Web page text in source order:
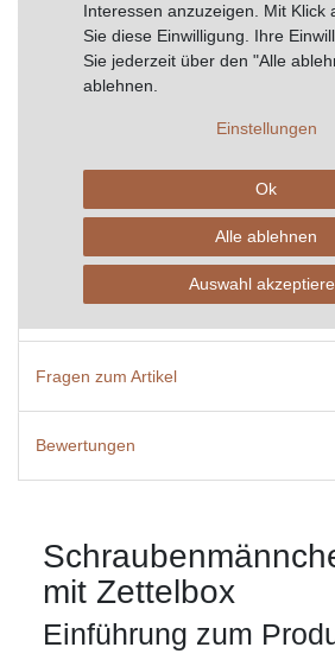
Technische Daten
Hersteller
Fragen zum Artikel
Bewertungen
mit Zettelbox
Einführung zum
Interessen anzuzeigen. Mit Klick
Sie diese Einwilligung. Ihre
Sie jederzeit über den "Alle
ablehnen.
Einstellungen
Ok
Alle ablehnen
Auswahl